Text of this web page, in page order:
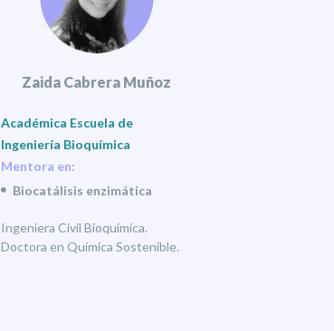
Zaida Cabrera Muñoz
Académica Escuela de
Ingeniería Bioquímica
Mentora en:
Biocatálisis enzimática
Ingeniera Civil Bioquímica.
Doctora en Química Sostenible.